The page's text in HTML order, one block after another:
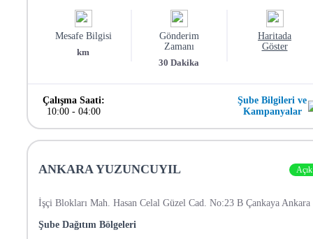
Mesafe Bilgisi
km
Gönderim
Zamanı
30 Dakika
Haritada
Göster
Çalışma Saati:
10:00- 04:00
Şube Bilgileri ve
Kampanyalar
ANKARA YUZUNCUYIL Açık
İşçi Blokları Mah. Hasan Celal Güzel Cad. No:23 B Çankaya Ankara
Şube Dağıtım Bölgeleri